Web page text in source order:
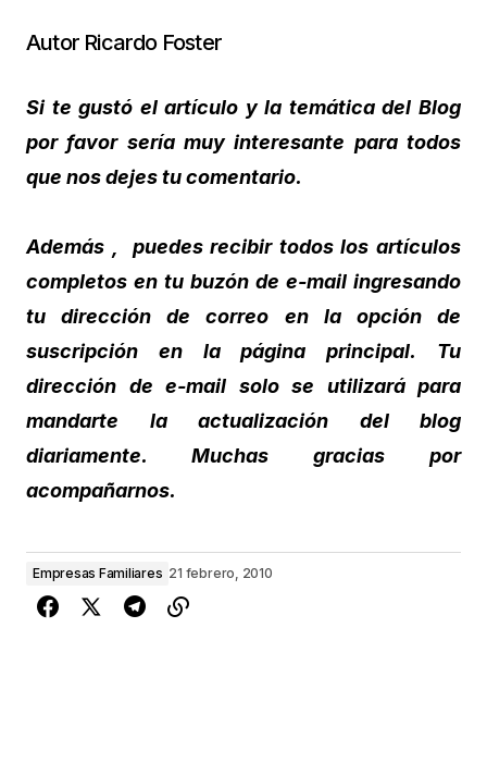
Autor Ricardo Foster
Si te gustó el artículo y la temática del Blog
por favor sería muy interesante para todos
que nos dejes tu comentario.
Además , puedes recibir todos los artículos
completos en tu buzón de e-mail ingresando
tu dirección de correo en la opción de
suscripción en la página principal. Tu
dirección de e-mail solo se utilizará para
mandarte la actualización del blog
diariamente. Muchas gracias por
acompañarnos.
Empresas Familiares 21 febrero, 2010